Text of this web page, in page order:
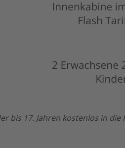
bis 17. Jahren kostenlos in